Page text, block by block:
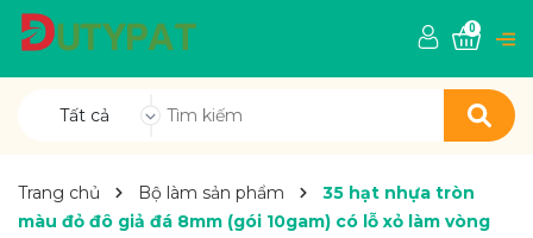
Tất cả
0
Trang chủ Bộ làm sản phẩm
35 hạt nhựa tròn
màu đỏ đô giả đá 8mm (gói 10gam) có lỗ xỏ làm vòng